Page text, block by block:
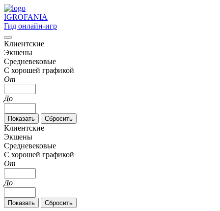
IGROFANIA
Гид онлайн-игр
Клиентские
Экшены
Средневековые
С хорошей графикой
От
До
Клиентские
Экшены
Средневековые
С хорошей графикой
От
До